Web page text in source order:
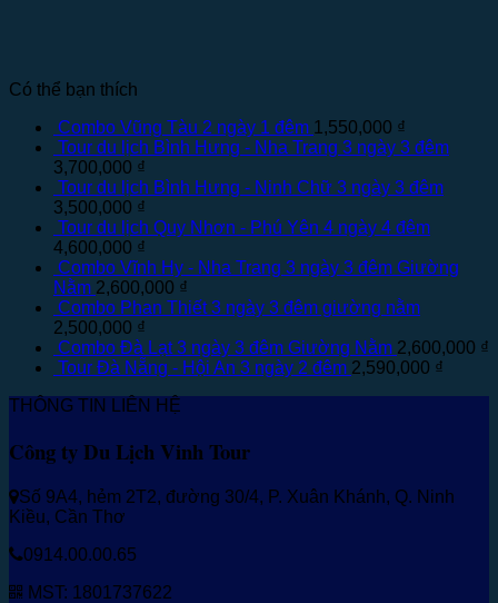
Có thể bạn thích
Combo Vũng Tàu 2 ngày 1 đêm 1,550,000 ₫
Tour du lịch Bình Hưng - Nha Trang 3 ngày 3 đêm
3,700,000 ₫
Tour du lịch Bình Hưng - Ninh Chữ 3 ngày 3 đêm
3,500,000 ₫
Tour du lịch Quy Nhơn - Phú Yên 4 ngày 4 đêm
4,600,000 ₫
Combo Vĩnh Hy - Nha Trang 3 ngày 3 đêm Giường
Nằm 2,600,000 ₫
Combo Phan Thiết 3 ngày 3 đêm giường nằm
2,500,000 ₫
Combo Đà Lạt 3 ngày 3 đêm Giường Nằm 2,600,000 ₫
Tour Đà Nẵng - Hội An 3 ngày 2 đêm 2,590,000 ₫
THÔNG TIN LIÊN HỆ
Công ty Du Lịch Vinh Tour
Số 9A4, hẻm 2T2, đường 30/4, P. Xuân Khánh, Q. Ninh
Kiều, Cần Thơ
0914.00.00.65
MST: 1801737622